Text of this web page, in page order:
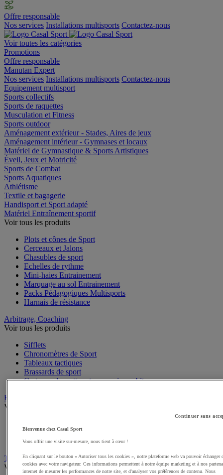
Offre responsable
Nos services Installations multisports Contactez-nous
Voir toutes les catégories
Promotions
Offre responsable
Manutan Expert
Nos services Installations multisports Contactez-nous
Equipement multisport
Sports collectifs
Sports de raquettes
Musculation et Fitness
Sports outdoor
Aménagement extérieur - Stades, Aires de jeux
Aménagement intérieur - Gymnases et locaux
Matériel de Gymnastique & Sports Artistiques
Éveil, Jeux et Motricité
Sports de Combat
Sports Aquatiques
Athlétisme
Textile et bagagerie
Handisport et Sport adapté
Matériel Entraînement sportif
Voir tous les produits
Plots et cônes de Sport
Cerceaux et Jalons
Chasubles de sport
Echelles de rythme
Mini-haies Entrainement
Marquage au sol Entrainement
Packs Pédagogiques Multisports
Harnais de résistance
Arbitrage, Coaching
Voir tous les produits
Sifflets
Chronomètres de Sport
Tableaux tactiques
Brassards de sport
Cartons, plaquettes et accessoires arbitre
Récompenses sportives
Voir tous les produits
Médailles, Rubans
Podiums de sport
Transport et Rangement
Voir tous les produits
Continuer sans
Bienvenue chez Casal Sport
Vous offrir une visite sur-mesure, nous tient à cœur !
En cliquant sur le bouton « Autoriser tous les cookies », notre plateforme web va pouvoir échanger
cookies avec votre navigateur. Ces informations permettent à notre équipe marketing et à nos
internet de mesurer les performances de notre site, et d'analyser vos préférences de contenu. Nous